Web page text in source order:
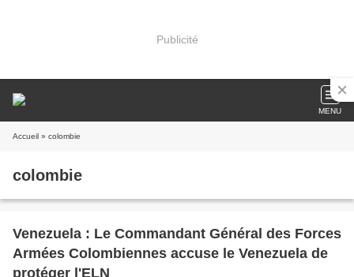
Publicité
MENU
Accueil » colombie
colombie
Venezuela : Le Commandant Général des Forces
Armées Colombiennes accuse le Venezuela de
protéger l'ELN